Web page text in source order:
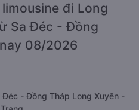
đi Long
Sa Đéc - Đồng
08/2026
Đéc - Đồng Tháp Long Xuyên -